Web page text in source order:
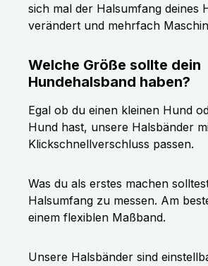
sich mal der Halsumfang deines
verändert und mehrfach
Welche Größe sollte dein
Hundehalsband haben?
Egal ob du einen kleinen Hund
Hund hast, unsere Halsbänder
Klickschnellverschluss passen.
Was du als erstes machen
Halsumfang zu messen. Am
einem flexiblen Maßband.
Unsere Halsbänder sind